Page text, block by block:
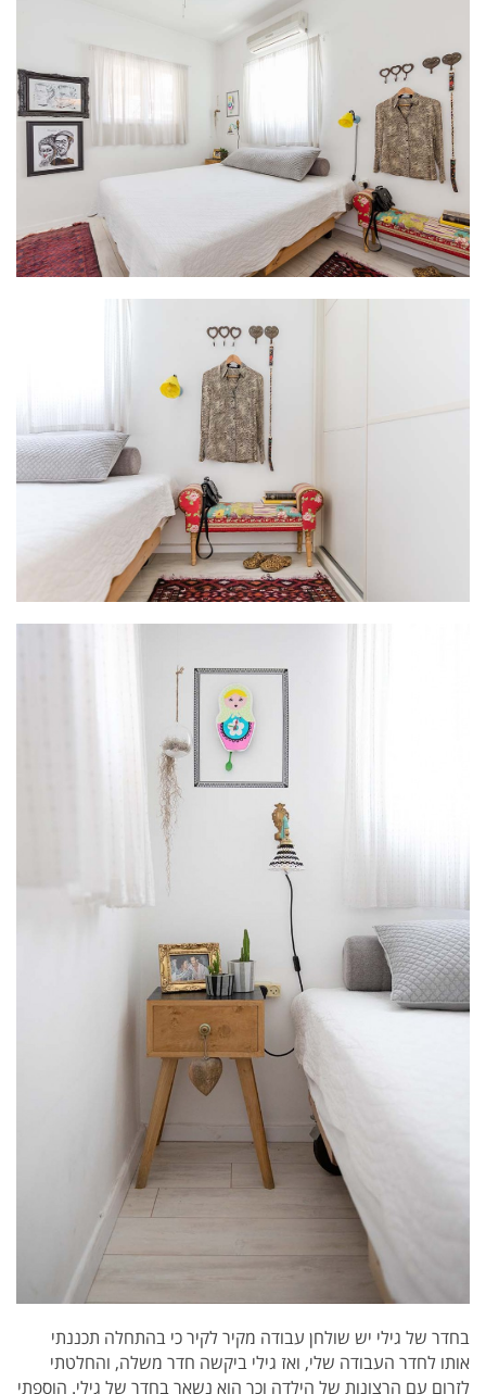
בחדר של גילי יש שולחן עבודה מקיר לקיר כי בהתחלה תכננתי
אותו לחדר העבודה שלי, ואז גילי ביקשה חדר משלה, והחלטתי
לזרום עם הרצונות של הילדה וכך הוא נשאר בחדר של גילי. הוספתי